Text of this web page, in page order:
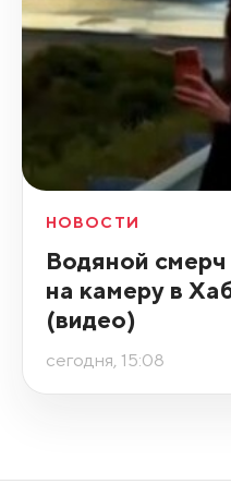
НОВОСТИ
Водяной
на камеру в
(видео)
сегодня, 15:08